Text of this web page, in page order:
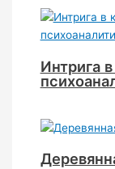
Интрига